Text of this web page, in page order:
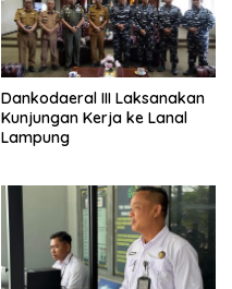
Dankodaeral III Laksanakan
Kunjungan Kerja ke Lanal
Lampung